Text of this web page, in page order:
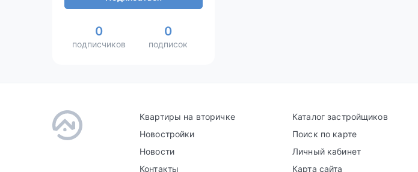
0
подписчиков
0
подписок
Квартиры на вторичке
Новостройки
Новости
Контакты
Каталог застройщиков
Поиск по карте
Личный кабинет
Карта сайта